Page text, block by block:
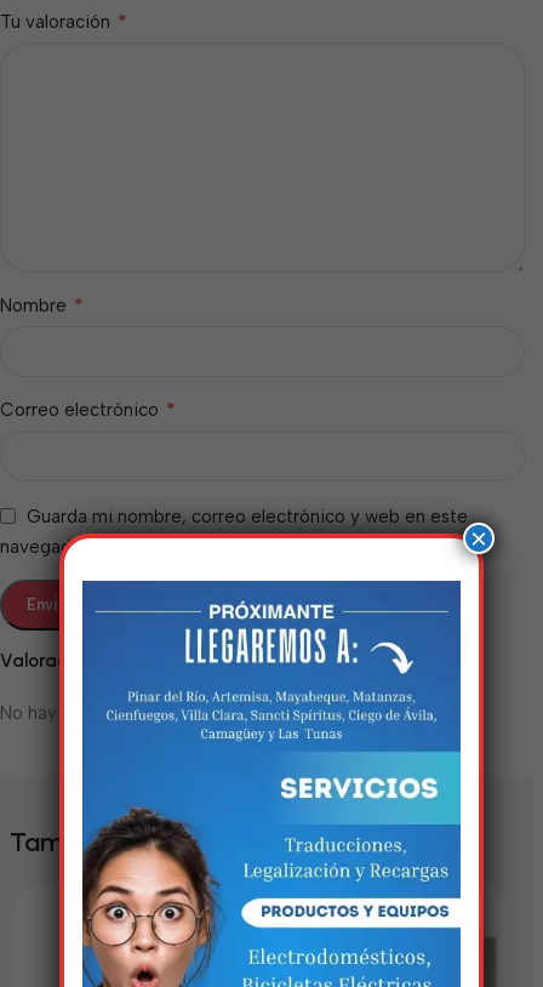
Valoraciones
No hay valoraciones aún.
Tu valoración *
Nombre *
Correo electrónico *
Guarda mi nombre, correo electrónico y web en este
navegador para la próxima vez que comente.
También te puede interesar
×
Estamos trabalhando
nisso!
Em breve, esta página estará
disponível com novidades
incríveis. Agradecemos pela
paciência e compreensão.